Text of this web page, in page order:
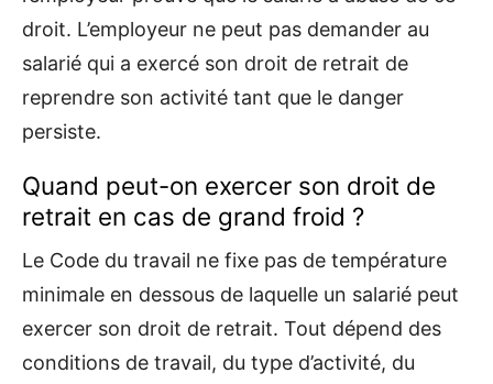
droit. L’employeur ne peut pas demander au
salarié qui a exercé son droit de retrait de
reprendre son activité tant que le danger
persiste.
Quand peut-on exercer son droit de
retrait en cas de grand froid ?
Le Code du travail ne fixe pas de température
minimale en dessous de laquelle un salarié peut
exercer son droit de retrait. Tout dépend des
conditions de travail, du type d’activité, du